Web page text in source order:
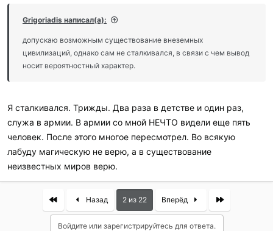
и
и
Grigoriadis написал(а):
допускаю возможным существование внеземных
цивилизаций, однако сам не сталкивался, в связи с чем вывод
носит вероятностный характер.
Я сталкивался. Трижды. Два раза в детстве и один раз,
служа в армии. В армии со мной НЕЧТО видели еще пять
человек. После этого многое пересмотрел. Во всякую
лабуду магическую не верю, а в существование
неизвестных миров верю.
Назад 2 из 22 Вперёд Last
Войдите или зарегистрируйтесь для ответа.